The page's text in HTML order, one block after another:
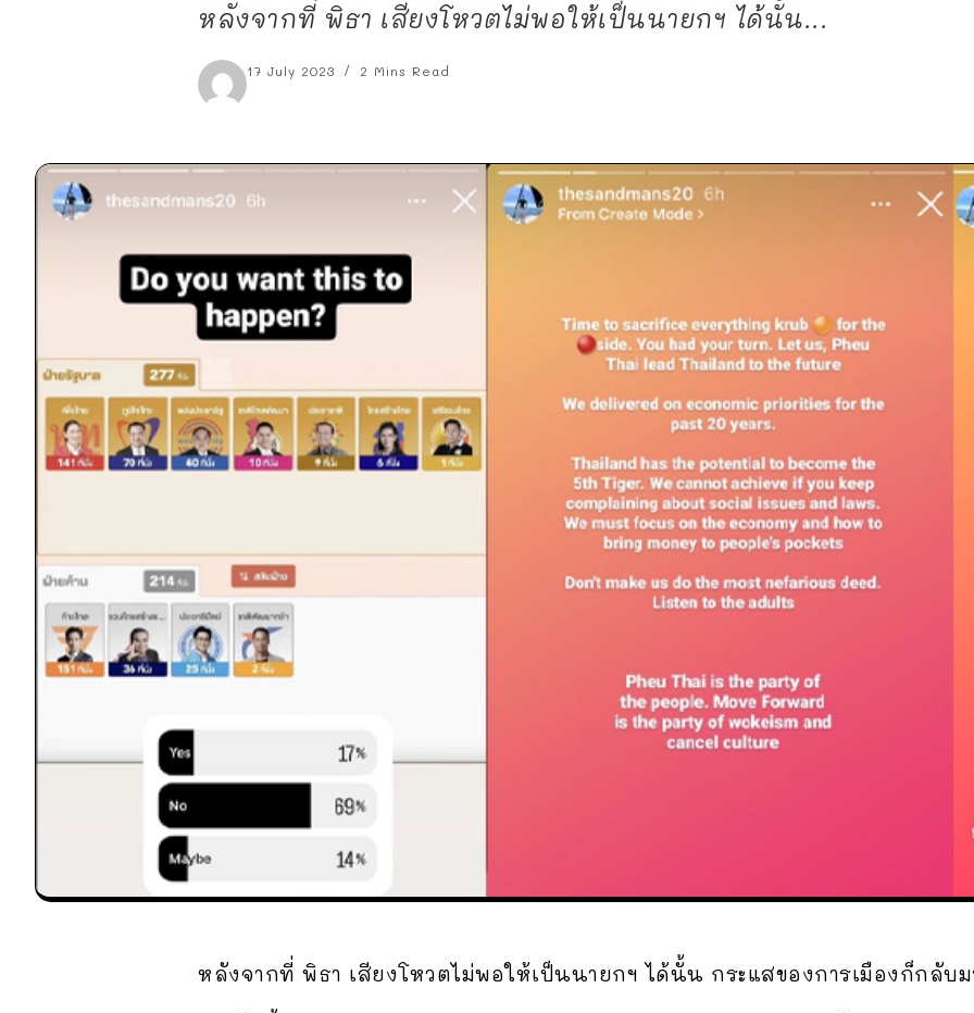
หลังจากที่ พิธา เสียงโหวตไม่พอให้เป็นนายกฯ ได้นั้น...
17 July 2023 2 Mins Read
หลังจากที่ พิธา เสียงโหวตไม่พอให้เป็นนายกฯ ได้นั้น กระแสของการเมืองก็กลับ